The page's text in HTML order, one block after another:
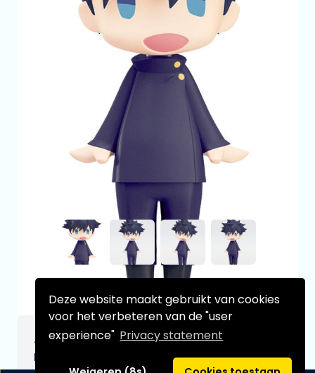
Deze website maakt gebruikt van cookies
voor het verbeteren van de "user
experience" Privacy statement
Jujutsu Kaisen HELLO! GOOD SMILE Action
Figure Megumi Fushiguro 10 cm